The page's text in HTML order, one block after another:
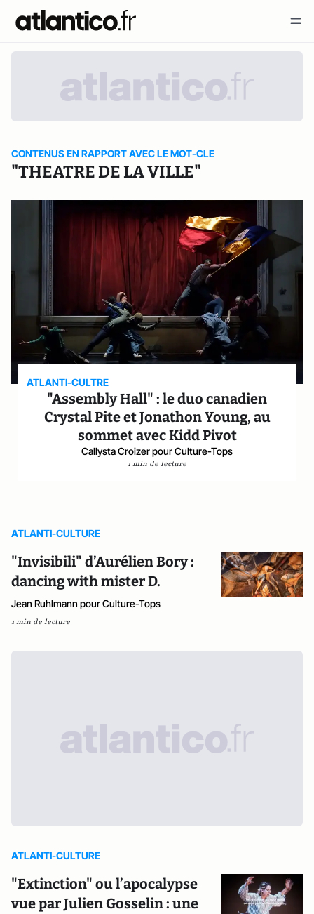
CONTENUS EN RAPPORT AVEC LE MOT-CLE
"THEATRE DE LA VILLE"
ATLANTI-CULTRE
"Assembly Hall" : le duo canadien
Crystal Pite et Jonathon Young, au
sommet avec Kidd Pivot
Callysta Croizer pour Culture-Tops
1 min de lecture
ATLANTI-CULTURE
"Invisibili" d’Aurélien Bory :
dancing with mister D.
Jean Ruhlmann pour Culture-Tops
1 min de lecture
ATLANTI-CULTURE
"Extinction" ou l’apocalypse
vue par Julien Gosselin : une